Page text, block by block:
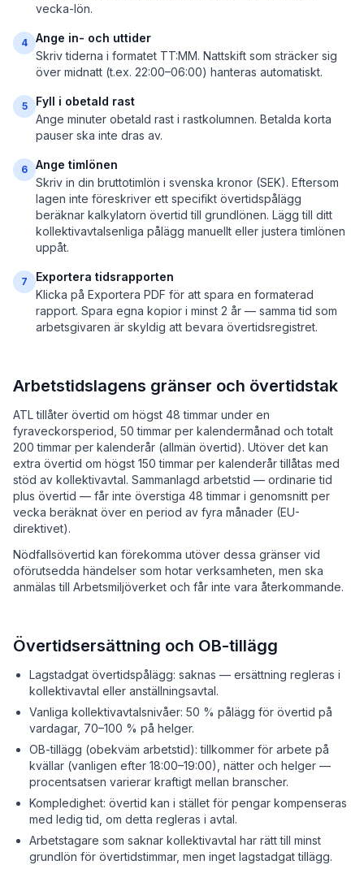
vecka-lön.
4
Ange in- och uttider
Skriv tiderna i formatet TT:MM. Nattskift som sträcker sig
över midnatt (t.ex. 22:00–06:00) hanteras automatiskt.
5
Fyll i obetald rast
Ange minuter obetald rast i rastkolumnen. Betalda korta
pauser ska inte dras av.
6
Ange timlönen
Skriv in din bruttotimlön i svenska kronor (SEK). Eftersom
lagen inte föreskriver ett specifikt övertidspålägg
beräknar kalkylatorn övertid till grundlönen. Lägg till ditt
kollektivavtalsenliga pålägg manuellt eller justera timlönen
uppåt.
7
Exportera tidsrapporten
Klicka på Exportera PDF för att spara en formaterad
rapport. Spara egna kopior i minst 2 år — samma tid som
arbetsgivaren är skyldig att bevara övertidsregistret.
Arbetstidslagens gränser och övertidstak
ATL tillåter övertid om högst 48 timmar under en
fyraveckorsperiod, 50 timmar per kalendermånad och totalt
200 timmar per kalenderår (allmän övertid). Utöver det kan
extra övertid om högst 150 timmar per kalenderår tillåtas med
stöd av kollektivavtal. Sammanlagd arbetstid — ordinarie tid
plus övertid — får inte överstiga 48 timmar i genomsnitt per
vecka beräknat över en period av fyra månader (EU-
direktivet).
Nödfallsövertid kan förekomma utöver dessa gränser vid
oförutsedda händelser som hotar verksamheten, men ska
anmälas till Arbetsmiljöverket och får inte vara återkommande.
Övertidsersättning och OB-tillägg
Lagstadgat övertidspålägg: saknas — ersättning regleras i
kollektivavtal eller anställningsavtal.
Vanliga kollektivavtalsnivåer: 50 % pålägg för övertid på
vardagar, 70–100 % på helger.
OB-tillägg (obekväm arbetstid): tillkommer för arbete på
kvällar (vanligen efter 18:00–19:00), nätter och helger —
procentsatsen varierar kraftigt mellan branscher.
Kompledighet: övertid kan i stället för pengar kompenseras
med ledig tid, om detta regleras i avtal.
Arbetstagare som saknar kollektivavtal har rätt till minst
grundlön för övertidstimmar, men inget lagstadgat tillägg.